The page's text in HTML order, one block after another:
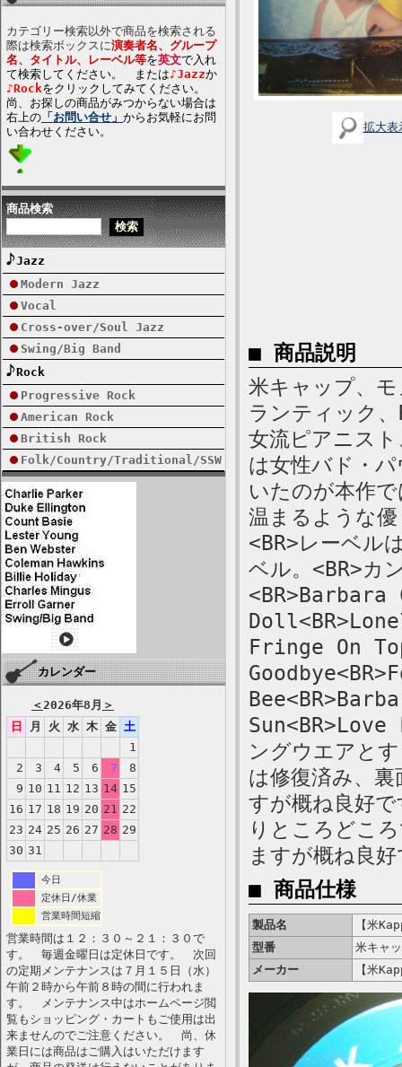
カテゴリー検索以外で商品を検索される
際は検索ボックスに演奏者名、グループ
名、タイトル、レーベル等を英文で入れ
て検索してください。 または♪Jazzか
♪Rockをクリックしてみてください。
尚、お探しの商品がみつからない場合は
右上の 「お問い合せ」 からお気軽にお問
い合わせください。
商品検索
Jazz
Modern Jazz
Vocal
Cross-over/Soul Jazz
Swing/Big Band
Rock
Progressive Rock
American Rock
British Rock
Folk/Country/Traditional/SSW
カレンダー
＜2026年8月 ＞
日
月 火 水 木 金 土
1
2
3 4 5 6 7
8
9 10 11 12 13 14 15
16 17 18 19 20 21 22
23 24 25 26 27 28 29
30 31
今日
定休日/休業
営業時間短縮
営業時間は１２：３０～２１：３０で
す。 毎週金曜日は定休日です。 次回
の定期メンテナンスは７月１５日（水）
午前２時から午前８時の間に行われま
す。 メンテナンス中はホームページ閲
覧もショッピング・カートもご使用は出
来ませんのでご注意ください。 尚、休
業日には商品はご購入はいただけます
拡大表
■ 商品説明
米キャップ、
ランティック
女流ピアニス
は女性バド・
いたのが本作
温まるような
<BR>レーベル
ベル。<BR>カ
Fringe On
Sun<BR>Love
ングウエアと
は修復済み、
すが概ね良好
りところどこ
ますが概ね良
■ 商品仕様
製品名
【米
型番
米キャ
メーカー
【米